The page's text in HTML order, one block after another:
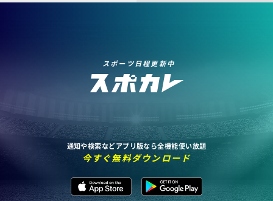
スポーツ日程更新中
通知や検索などアプリ版なら全機能使い放題
今すぐ無料ダウンロード